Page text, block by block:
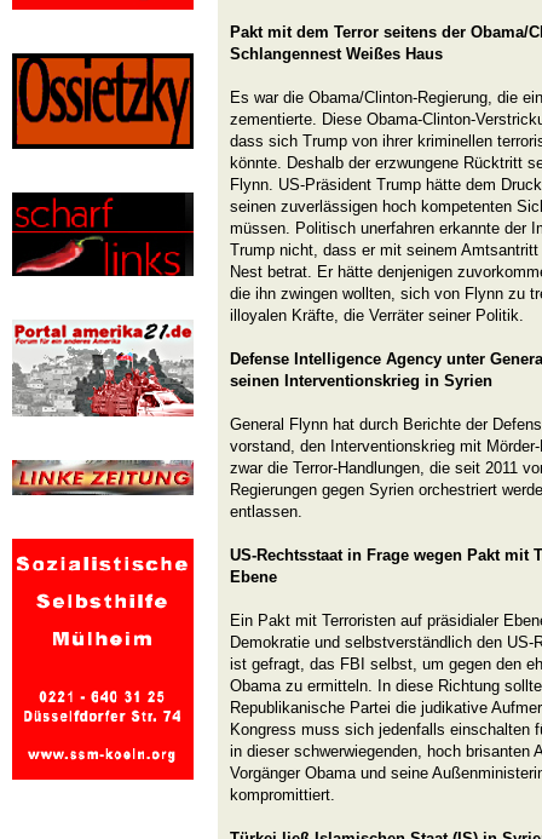
Pakt mit dem Terror seitens der Obama/
Schlangennest Weißes Haus
Es war die Obama/Clinton-Regierung, die
zementierte. Diese Obama-Clinton-
dass sich Trump von ihrer kriminellen
könnte. Deshalb der erzwungene Rücktritt
Flynn. US-Präsident Trump hätte dem
seinen zuverlässigen hoch kompetenten
müssen. Politisch unerfahren erkannte der
Trump nicht, dass er mit seinem
Nest betrat. Er hätte denjenigen
die ihn zwingen wollten, sich von Flynn zu
illoyalen Kräfte, die Verräter seiner Politik.
Defense Intelligence Agency unter
seinen Interventionskrieg in Syrien
General Flynn hat durch Berichte der
vorstand, den Interventionskrieg mit
zwar die Terror-Handlungen, die seit 2011
Regierungen gegen Syrien orchestriert
entlassen.
US-Rechtsstaat in Frage wegen Pakt mit
Ebene
Ein Pakt mit Terroristen auf präsidialer
Demokratie und selbstverständlich den
ist gefragt, das FBI selbst, um gegen den
Obama zu ermitteln. In diese Richtung
Republikanische Partei die judikative
Kongress muss sich jedenfalls einschalten
in dieser schwerwiegenden, hoch brisanten
Vorgänger Obama und seine
kompromittiert.